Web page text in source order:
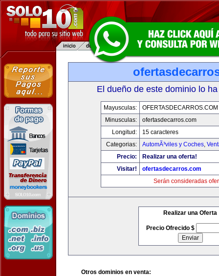
El dueño de este dominio lo
Mayusculas:
OFERTASDECARROS.COM
Minusculas:
ofertasdecarros.com
Longitud:
15 caracteres
Categorias:
AutomÃ³viles y Coches,
Precio:
Realizar una oferta!
Visitar!
ofertasdecarros.com
Serán consideradas
Realizar una Oferta
Precio Ofrecido $
Otros dominios en venta: